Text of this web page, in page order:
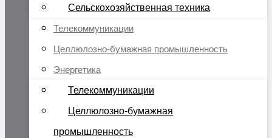
Сельскохозяйственная техника
Телекоммуникации
Целлюлозно-бумажная промышленность
Энергетика
Телекоммуникации
Целлюлозно-бумажная
промышленность